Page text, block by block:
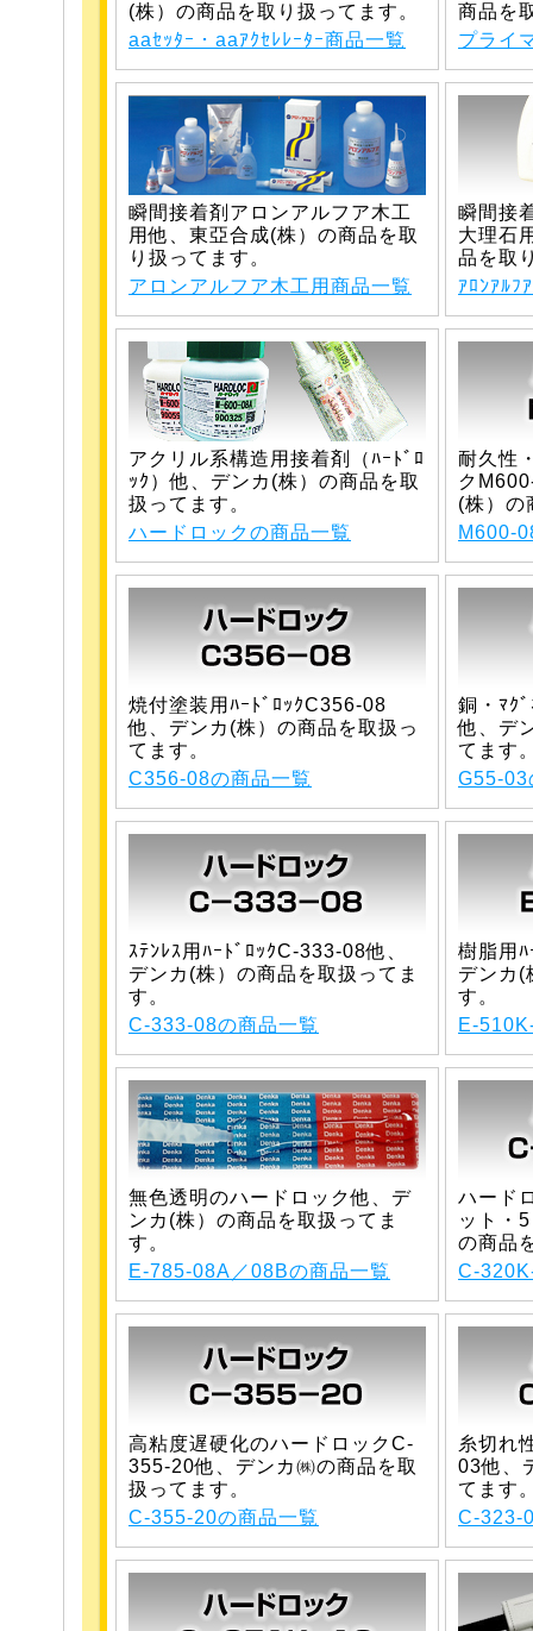
(株）の商品を取り扱ってます。
aaｾｯﾀｰ・aaｱｸｾﾚﾚｰﾀｰ商品一覧
商品を
プライ
瞬間接着剤アロンアルフア木工
用他、東亞合成(株）の商品を取
り扱ってます。
アロンアルフア木工用商品一覧
瞬間接
大理石
品を取
ｱﾛﾝｱﾙﾌ
アクリル系構造用接着剤（ﾊｰﾄﾞﾛ
ｯｸ）他、デンカ(株）の商品を取
扱ってます。
ハードロックの商品一覧
耐久性
ク
(株）の
M600-
焼付塗装用ﾊｰﾄﾞﾛｯｸC356-08
他、デンカ(株）の商品を取扱っ
てます。
C356-08の商品一覧
銅・ﾏｸ
他、デ
てます
G55-03
ｽﾃﾝﾚｽ用ﾊｰﾄﾞﾛｯｸC-333-08他、
デンカ(株）の商品を取扱ってま
す。
C-333-08の商品一覧
樹脂用
デンカ(
す。
E-
無色透明のハードロック他、デ
ンカ(株）の商品を取扱ってま
す。
E-785-08A／08Bの商品一覧
ハード
ット・
の商品
C-
高粘度遅硬化のハードロックC-
355-20他、デンカ㈱の商品を取
扱ってます。
C-355-20の商品一覧
糸切れ
03他、
てます
C-323-